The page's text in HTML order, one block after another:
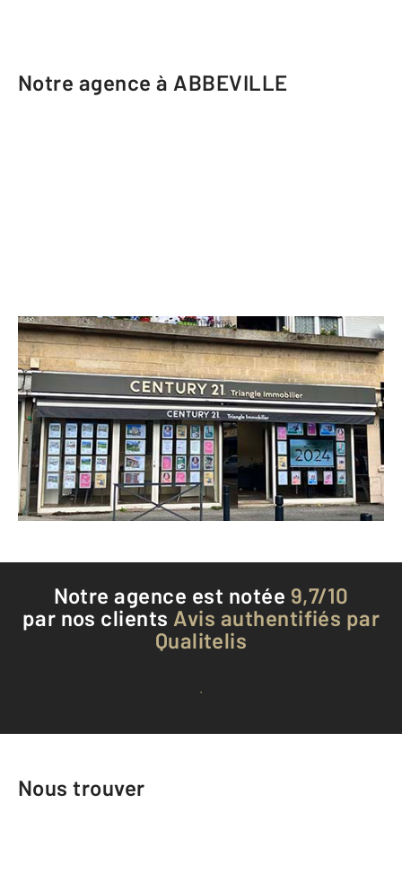
Notre agence à ABBEVILLE
CENTURY 21 Triangle Immobilier
10 place Bonaparte
ABBEVILLE - 80100
Envoyer un message
Téléphoner à l'agence
Notre agence est notée 9,7/10
par nos clients Avis authentifiés par
Qualitelis
Voir tous les avis clients
Nous trouver